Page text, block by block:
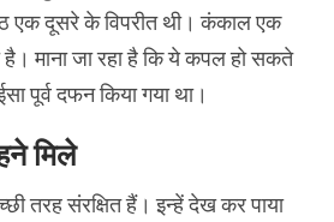
एक दूसरे के विपरीत थी। कंकाल एक
माना जा रहा है कि ये कपल हो सकते
पूर्व दफन किया गया था।
मिले
तरह संरक्षित हैं। इन्हें देख कर पाया